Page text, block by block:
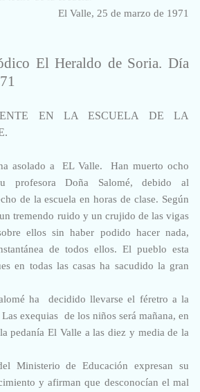
El Valle, 25 de marzo de 1971
El Heraldo de Soria. Día
EN LA ESCUELA DE LA
asolado a EL Valle. Han muerto ocho
profesora Doña Salomé, debido al
de la escuela en horas de clase. Según
tremendo ruido y un crujido de las vigas
ellos sin haber podido hacer nada,
de todos ellos. El pueblo esta
en todas las casas ha sacudido la gran
ha decidido llevarse el féretro a la
exequias de los niños será mañana, en
pedanía El Valle a las diez y media de la
Ministerio de Educación expresan su
y afirman que desconocían el mal